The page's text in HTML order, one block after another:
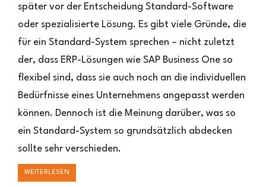
was
das?
später vor der Entscheidung Standard-Software
oder spezialisierte Lösung. Es gibt viele Gründe, die
für ein Standard-System sprechen – nicht zuletzt
der, dass ERP-Lösungen wie SAP Business One so
flexibel sind, dass sie auch noch an die individuellen
Bedürfnisse eines Unternehmens angepasst werden
können. Dennoch ist die Meinung darüber, was so
ein Standard-System so grundsätzlich abdecken
sollte sehr verschieden.
WEITERLESEN